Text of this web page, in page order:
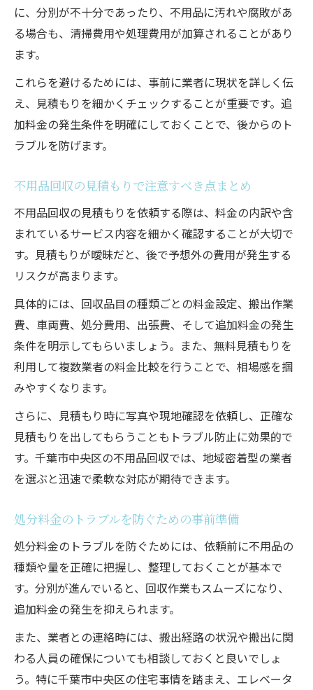
に、分別が不十分であったり、不用品に汚れや腐敗があ
る場合も、清掃費用や処理費用が加算されることがあり
ます。
これらを避けるためには、事前に業者に現状を詳しく伝
え、見積もりを細かくチェックすることが重要です。追
加料金の発生条件を明確にしておくことで、後からのト
ラブルを防げます。
不用品回収の見積もりで注意すべき点まとめ
不用品回収の見積もりを依頼する際は、料金の内訳や含
まれているサービス内容を細かく確認することが大切で
す。見積もりが曖昧だと、後で予想外の費用が発生する
リスクが高まります。
具体的には、回収品目の種類ごとの料金設定、搬出作業
費、車両費、処分費用、出張費、そして追加料金の発生
条件を明示してもらいましょう。また、無料見積もりを
利用して複数業者の料金比較を行うことで、相場感を掴
みやすくなります。
さらに、見積もり時に写真や現地確認を依頼し、正確な
見積もりを出してもらうこともトラブル防止に効果的で
す。千葉市中央区の不用品回収では、地域密着型の業者
を選ぶと迅速で柔軟な対応が期待できます。
処分料金のトラブルを防ぐための事前準備
処分料金のトラブルを防ぐためには、依頼前に不用品の
種類や量を正確に把握し、整理しておくことが基本で
す。分別が進んでいると、回収作業もスムーズになり、
追加料金の発生を抑えられます。
また、業者との連絡時には、搬出経路の状況や搬出に関
わる人員の確保についても相談しておくと良いでしょ
う。特に千葉市中央区の住宅事情を踏まえ、エレベータ